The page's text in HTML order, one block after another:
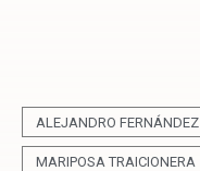
ALEJANDRO FERNÁNDEZ
MARIPOSA TRAICIONERA